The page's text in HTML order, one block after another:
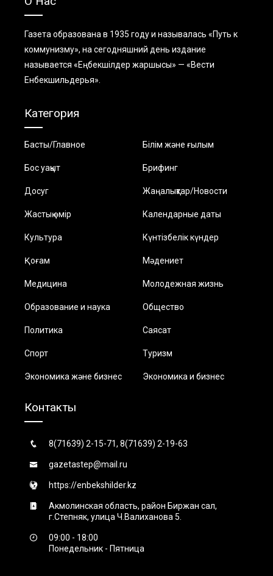
Газета образована в 1935 году и называлась «Путь к
коммунизму», на сегодняшний день издание
называется «Еңбекшiлдер жаршысы» — «Вести
Енбекшильдерья».
Категория
Басты/Главное Білім және ғылым
Бос уақыт Брифинг
Досуг Жаңалықтар/Новости
Жастық өмір Календарные даты
Культура Күнтізбелік күндер
Қоғам Мәдениет
Медицина Молодежная жизнь
Образование и наука Общество
Политика Саясат
Спорт Туризм
Экономика және бизнес Экономика и бизнес
Контакты
8(71639) 2-15-71, 8(71639) 2-19-63
gazetastep@mail.ru
https://enbekshilder.kz
Акмолинская область, район Биржан сал,
г.Степняк, улица Ч.Валиханова 5.
09:00 - 18:00
Понедельник - Пятница